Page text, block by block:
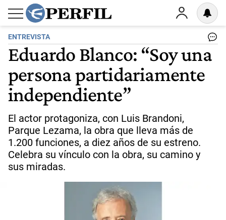
ENTREVISTA
Eduardo Blanco: “Soy una
persona partidariamente
independiente”
El actor protagoniza, con Luis Brandoni,
Parque Lezama, la obra que lleva más de
1.200 funciones, a diez años de su estreno.
Celebra su vínculo con la obra, su camino y
sus miradas.